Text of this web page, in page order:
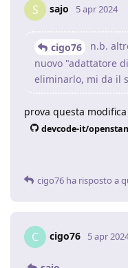
S sajo 5 apr 2024
cigo76
n.b.
nuovo "adattatore
eliminarlo, mi da il
prova questa
devcode-it/
cigo76 ha risposto a
C cigo76 5 apr